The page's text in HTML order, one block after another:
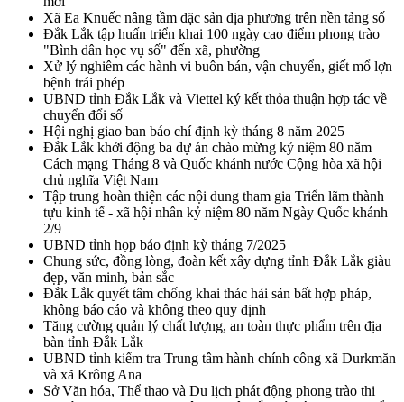
Xã Ea Knuếc nâng tầm đặc sản địa phương trên nền tảng số
Đắk Lắk tập huấn triển khai 100 ngày cao điểm phong trào
"Bình dân học vụ số" đến xã, phường
Xử lý nghiêm các hành vi buôn bán, vận chuyển, giết mổ lợn
bệnh trái phép
UBND tỉnh Đắk Lắk và Viettel ký kết thỏa thuận hợp tác về
chuyển đổi số
Hội nghị giao ban báo chí định kỳ tháng 8 năm 2025
Đắk Lắk khởi động ba dự án chào mừng kỷ niệm 80 năm
Cách mạng Tháng 8 và Quốc khánh nước Cộng hòa xã hội
chủ nghĩa Việt Nam
Tập trung hoàn thiện các nội dung tham gia Triển lãm thành
tựu kinh tế - xã hội nhân kỷ niệm 80 năm Ngày Quốc khánh
2/9
UBND tỉnh họp báo định kỳ tháng 7/2025
Chung sức, đồng lòng, đoàn kết xây dựng tỉnh Đắk Lắk giàu
đẹp, văn minh, bản sắc
Đắk Lắk quyết tâm chống khai thác hải sản bất hợp pháp,
không báo cáo và không theo quy định
Tăng cường quản lý chất lượng, an toàn thực phẩm trên địa
bàn tỉnh Đắk Lắk
UBND tỉnh kiểm tra Trung tâm hành chính công xã Durkmăn
và xã Krông Ana
Sở Văn hóa, Thể thao và Du lịch phát động phong trào thi